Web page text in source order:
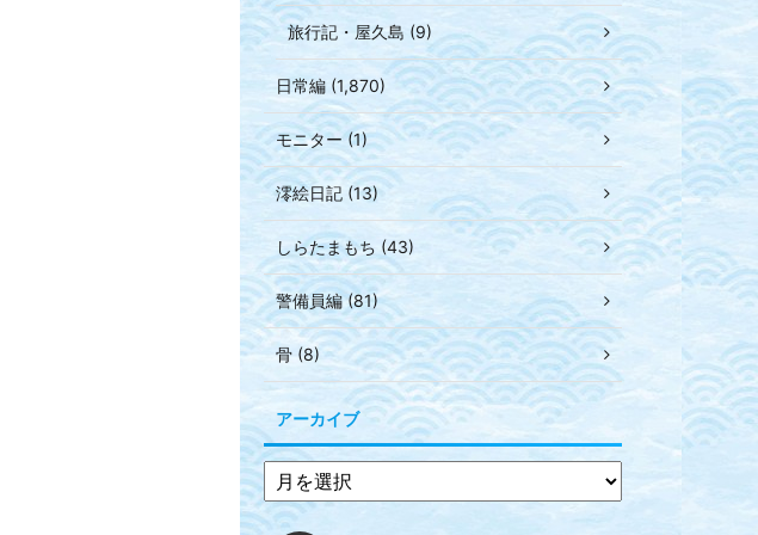
旅行記・屋久島 (9)
日常編 (1,870)
モニター (1)
澪絵日記 (13)
しらたまもち (43)
警備員編 (81)
骨 (8)
アーカイブ